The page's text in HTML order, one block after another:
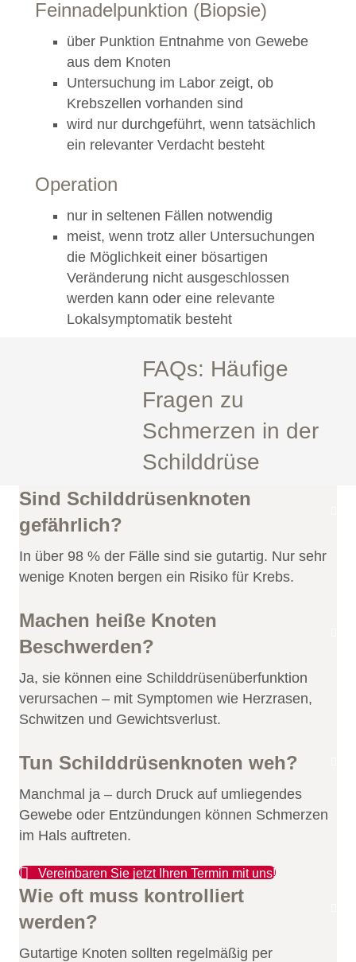
Feinnadelpunktion (Biopsie)
über Punktion Entnahme von Gewebe
aus dem Knoten
Untersuchung im Labor zeigt, ob
Krebszellen vorhanden sind
wird nur durchgeführt, wenn tatsächlich
ein relevanter Verdacht besteht
Operation
nur in seltenen Fällen notwendig
meist, wenn trotz aller Untersuchungen
die Möglichkeit einer bösartigen
Veränderung nicht ausgeschlossen
werden kann oder eine relevante
Lokalsymptomatik besteht
FAQs: Häufige
Fragen zu
Schmerzen in der
Schilddrüse
Sind Schilddrüsenknoten
gefährlich?
In über 98 % der Fälle sind sie gutartig. Nur sehr
wenige Knoten bergen ein Risiko für Krebs.
Machen heiße Knoten
Beschwerden?
Ja, sie können eine Schilddrüsenüberfunktion
verursachen – mit Symptomen wie Herzrasen,
Schwitzen und Gewichtsverlust.
Tun Schilddrüsenknoten weh?
Manchmal ja – durch Druck auf umliegendes
Gewebe oder Entzündungen können Schmerzen
im Hals auftreten.
Vereinbaren Sie jetzt Ihren Termin mit uns!
Wie oft muss kontrolliert
werden?
Gutartige Knoten sollten regelmäßig per